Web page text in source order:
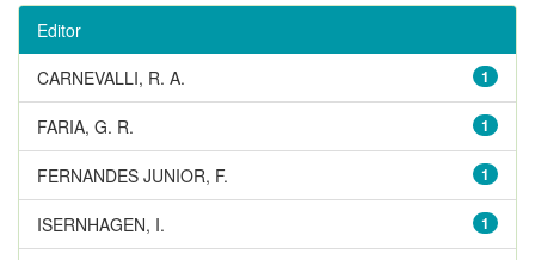
Editor
1
CARNEVALLI, R. A.
1
FARIA, G. R.
1
FERNANDES JUNIOR, F.
1
ISERNHAGEN, I.